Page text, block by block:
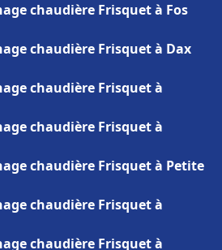
chaudière Frisquet à Fos
chaudière Frisquet à Dax
chaudière Frisquet à
chaudière Frisquet à
chaudière Frisquet à Petite
chaudière Frisquet à
chaudière Frisquet à